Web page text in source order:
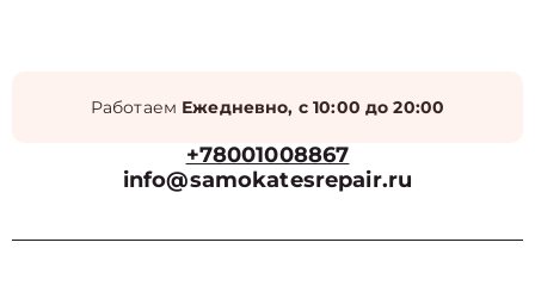
Работаем Ежедневно, с 10:00 до 20:00
+78001008867
info@samokatesrepair.ru